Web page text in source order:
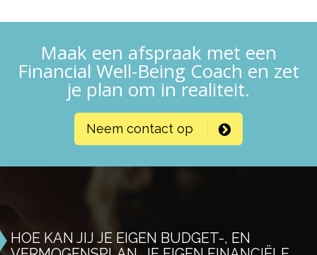
Maak een afspraak met een
Financial Well-Being Coach en zet
je plan om in realiteit.
Neem contact op
HOE KAN JIJ JE EIGEN BUDGET-, EN